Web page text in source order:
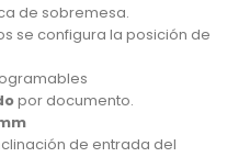
de sobremesa.
se configura la posición de
por documento.
de entrada del